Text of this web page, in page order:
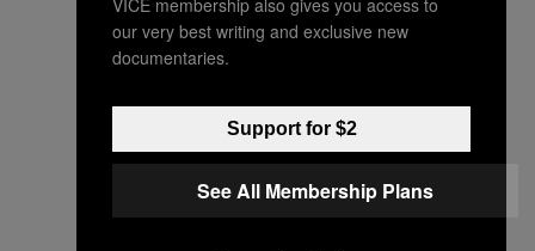
our very best writing and exclusive new
documentaries.
Support for $2
See All Membership Plans